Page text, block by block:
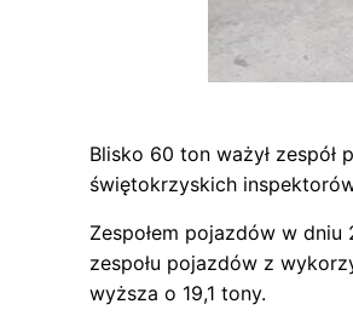
Blisko 60 ton ważył
świętokrzyskich
Zespołem pojazdów w
zespołu pojazdów z
wyższa o 19,1 tony.